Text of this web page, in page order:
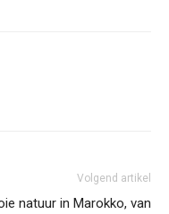
Volgend artikel
natuur in Marokko, van